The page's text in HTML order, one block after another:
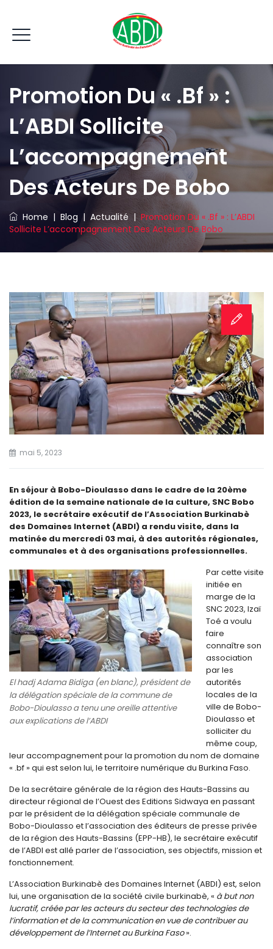
Promotion Du « .bf » :
L’ABDI Sollicite
L’accompagnement
Des Acteurs De Bobo
Home | Blog | Actualité |Promotion Du « .bf » : L’ABDI
Sollicite L’accompagnement Des Acteurs De Bobo
mai 5, 2023
En séjour à Bobo-Dioulasso dans le cadre de la 20ème
édition de la semaine nationale de la culture, SNC Bobo
2023, le secrétaire exécutif de l’Association Burkinabè
des Domaines Internet (ABDI) a rendu visite, dans la
matinée du mercredi 03 mai, à des autorités régionales,
communales et à des organisations professionnelles.
El hadj Adama Bidiga (en blanc), président de
la délégation spéciale de la commune de
Bobo-Dioulasso a tenu une oreille attentive
aux explications de l’ABDI
Par cette visite
initiée en
marge de la
SNC 2023, Izaï
Toé a voulu
faire
connaître son
association
par les
autorités
locales de la
ville de Bobo-
Dioulasso et
solliciter du
même coup,
leur accompagnement pour la promotion du nom de domaine
« .bf » qui est selon lui, le territoire numérique du Burkina Faso.
De la secrétaire générale de la région des Hauts-Bassins au
directeur régional de l’Ouest des Editions Sidwaya en passant
par le président de la délégation spéciale communale de
Bobo-Dioulasso et l’association des éditeurs de presse privée
de la région des Hauts-Bassins (EPP-HB), le secrétaire exécutif
de l’ABDI est allé parler de l’association, ses objectifs, mission et
fonctionnement.
L’Association Burkinabè des Domaines Internet (ABDI) est, selon
lui, une organisation de la société civile burkinabè, « à but non
lucratif, créée par les acteurs du secteur des technologies de
l’information et de la communication en vue de contribuer au
développement de l’Internet au Burkina Faso».